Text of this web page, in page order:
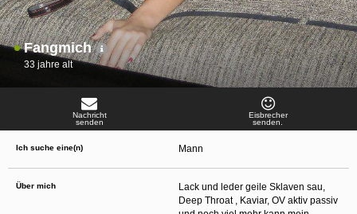
anderweitig ungeeigneten Netzinhalten in Berührung kommen. Dafür einige Tips:
Installieren Sie ein Jugendschutzprogramm auf Ihrem Gerät. Beispielsweise
CyberPatroloderSafety Surf. Diese Programme blockieren den Zugang zu
bestimmten Websites und Netzinhalten. Oft blockieren diese Programme
standardmäßig eine große Anzahl von Websites, von denen angenommen wird,
dass sie sich für Minderjährige nicht eignen. Über Updates können neue Websites
hinzugefügt werden.
Wenden Sie sich an Ihren Internetprovider. Es gibt Internetprovider, die einen Filter
Kontrollieren Sie Ihren Internetbrowser. Machen Sie sich mit der Funktion Ihres
Internetbrowsers vertraut, so dass Sie nachsehen können, welche Websites von
Kinder auf den Besuch unerwünschter Websites an und vermitteln Sie ihnen, dass
Sprechen Sie mit Ihren Kindern. Vermitteln Sie Ihren minderjährigen Kindern, dass
sie Fremden, z. B. auf einer Chat-Website, nie persönliche Angaben machen sollen.
Bringen Sie ihnen auch bei, dass viele Menschen im Internet ihre wahre Identität
Fangmich
33 jahre alt
Nachricht
senden
Eisbrecher
senden.
Ich suche eine(n) Mann
Über mich
Lack und leder geile Sklaven sau,
Deep Throat , Kaviar, OV aktiv passiv